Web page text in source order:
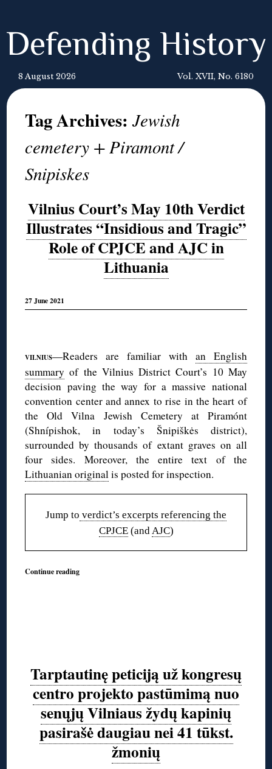
Defending History
8 August 2026 Vol. XVII, No. 6180
Tag Archives:Jewish
cemetery + Piramont /
Snipiskes
Vilnius Court’s May 10th Verdict
Illustrates “Insidious and Tragic”
Role of CPJCE and AJC in
Lithuania
27 June 2021
VILNIUS—Readers are familiar with an English
summary of the Vilnius District Court’s 10 May
decision paving the way for a massive national
convention center and annex to rise in the heart of
the Old Vilna Jewish Cemetery at Piramónt
(Shnípishok, in today’s Šnipiškės district),
surrounded by thousands of extant graves on all
four sides. Moreover, the entire text of the
Lithuanian originalis posted for inspection.
Jump to verdict’s excerpts referencing the
CPJCE(and AJC)
Continue reading
Tarptautinę peticiją už kongresų
centro projekto pastūmimą nuo
senųjų Vilniaus žydų kapinių
pasirašė daugiau nei 41 tūkst.
žmonių